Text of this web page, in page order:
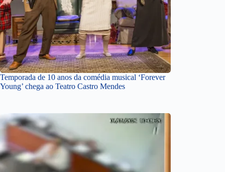
Temporada de 10 anos da comédia musical ‘Forever
Young’ chega ao Teatro Castro Mendes